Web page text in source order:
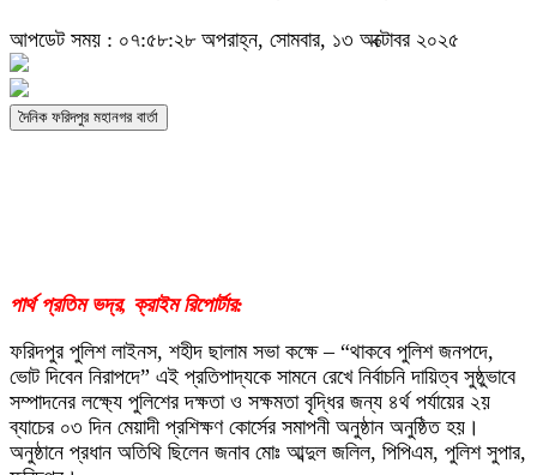
আপডেট সময় : ০৭:৫৮:২৮ অপরাহ্ন, সোমবার, ১৩ অক্টোবর ২০২৫
দৈনিক ফরিদপুর মহানগর বার্তা
পার্থ প্রতিম ভদ্র, ক্রাইম রিপোর্টার:
ফরিদপুর পুলিশ লাইনস, শহীদ ছালাম সভা কক্ষে – “থাকবে পুলিশ জনপদে,
ভোট দিবেন নিরাপদে” এই প্রতিপাদ্যকে সামনে রেখে নির্বাচনি দায়িত্ব সুষ্ঠুভাবে
সম্পাদনের লক্ষ্যে পুলিশের দক্ষতা ও সক্ষমতা বৃদ্ধির জন্য ৪র্থ পর্যায়ের ২য়
ব্যাচের ০৩ দিন মেয়াদী প্রশিক্ষণ কোর্সের সমাপনী অনুষ্ঠান অনুষ্ঠিত হয়।
অনুষ্ঠানে প্রধান অতিথি ছিলেন জনাব মোঃ আব্দুল জলিল, পিপিএম, পুলিশ সুপার,